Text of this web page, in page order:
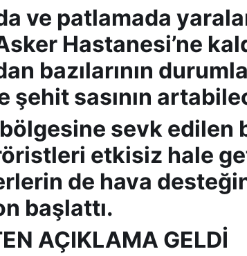
ve patlamada
Hastanesi’ne
bazılarının
şehit sasının
bölgesine sevk edilen
etkisiz hale
de hava
başlattı.
AÇIKLAMA GELDİ